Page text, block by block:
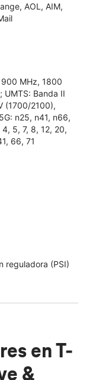
AOL, AIM,
MHz, 1800
UMTS: Banda II
(1700/2100),
n25, n41, n66,
4, 5, 7, 8, 12, 20,
66, 71
reguladora (PSI)
en T-
&